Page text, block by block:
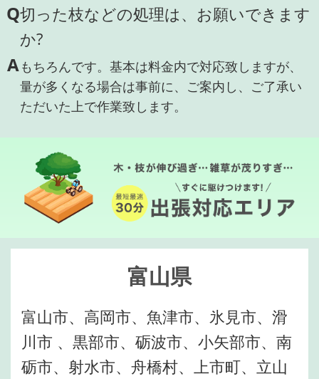
Q切った枝などの処理は、お願いできます
か?
Aもちろんです。基本は料金内で対応致しますが、
量が多くなる場合は事前に、ご案内し、ご了承い
ただいた上で作業致します。
富山県
富山市、高岡市、魚津市、氷見市、滑
川市 、黒部市、砺波市、小矢部市、南
砺市、射水市、舟橋村、上市町、立山